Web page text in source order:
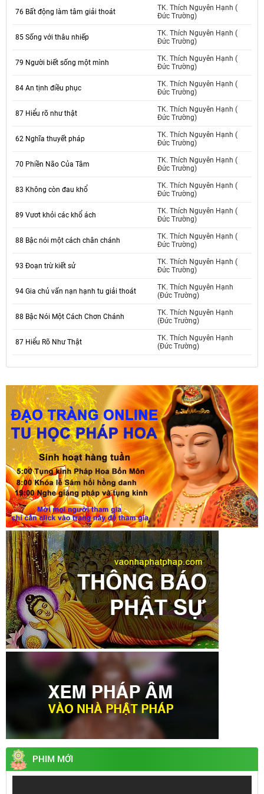
76 Bất động làm tâm giải thoát
TK. Thích Nguyên Hạnh (
Đức Trường)
85 Sống với thâu nhiếp
TK. Thích Nguyên Hạnh (
Đức Trường)
79 Người biết sống một mình
TK. Thích Nguyên Hạnh (
Đức Trường)
84 An tịnh điều phục
TK. Thích Nguyên Hạnh (
Đức Trường)
87 Hiểu rõ như thật
TK. Thích Nguyên Hạnh (
Đức Trường)
62 Nghĩa thuyết pháp
TK. Thích Nguyên Hạnh (
Đức Trường)
70 Phiền Não Của Tâm
TK. Thích Nguyên Hạnh (
Đức Trường)
83 Không còn đau khổ
TK. Thích Nguyên Hạnh (
Đức Trường)
89 Vươt khỏi các khổ ách
TK. Thích Nguyên Hạnh (
Đức Trường)
88 Bậc nói một cách chân chánh
TK. Thích Nguyên Hạnh (
Đức Trường)
93 Đoạn trừ kiết sử
TK. Thích Nguyên Hạnh (
Đức Trường)
94 Gia chủ vấn nạn hạnh tu giải thoát
TK. Thích Nguyên Hạnh
(Đức Trường)
88 Bậc Nói Một Cách Chơn Chánh
TK. Thích Nguyên Hạnh
(Đức Trường)
87 Hiểu Rõ Như Thật
TK. Thích Nguyên Hạnh
(Đức Trường)
PHIM MỚI